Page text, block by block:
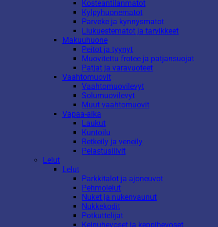
Kosteantilanmatot
Kylpyhuonematot
Parveke ja kynnysmatot
Liukuestematot ja tarvikkeet
Makuuhuone
Peitot ja tyynyt
Muovitettu frotee ja patjansuojat
Patjat ja varavuoteet
Vaahtomuovit
Vaahtomuovilevyt
Solumuovilevyt
Muut vaahtomuovit
Vapaa-aika
Laukut
Kuntoilu
Retkeily ja veneily
Pelastusliivit
Lelut
Lelut
Parkkitalot ja ajoneuvot
Pehmolelut
Nuket ja nukenvaunut
Nukkekodit
Potkuttelijat
Keinuhevoset ja keppihevoset